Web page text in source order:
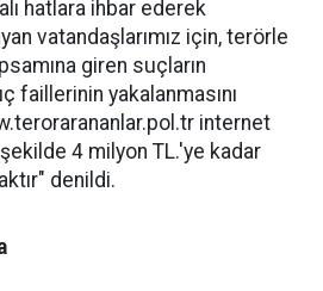
hatlara ihbar ederek
vatandaşlarımız için, terörle
giren suçların
faillerinin yakalanmasını
internet
4 milyon TL.'ye kadar
denildi.